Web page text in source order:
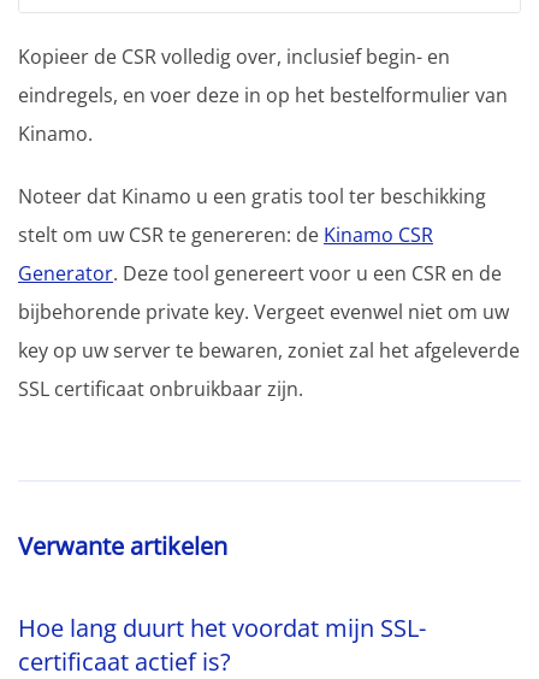
Kopieer de CSR volledig over, inclusief begin- en
eindregels, en voer deze in op het bestelformulier van
Kinamo.
Noteer dat Kinamo u een gratis tool ter beschikking
stelt om uw CSR te genereren: de Kinamo CSR
Generator. Deze tool genereert voor u een CSR en de
bijbehorende private key. Vergeet evenwel niet om uw
key op uw server te bewaren, zoniet zal het afgeleverde
SSL certificaat onbruikbaar zijn.
Verwante artikelen
Hoe lang duurt het voordat mijn SSL-
certificaat actief is?